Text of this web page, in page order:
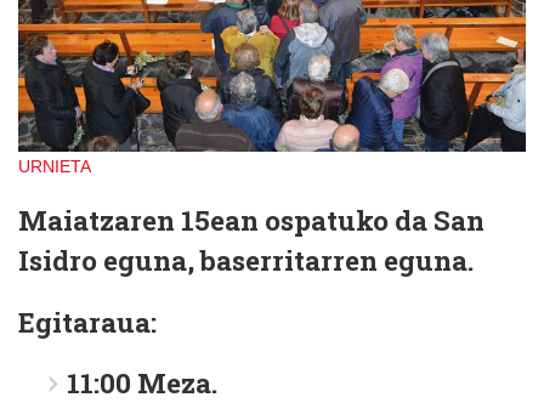
URNIETA
Maiatzaren 15ean ospatuko da San
Isidro eguna, baserritarren eguna.
Egitaraua:
11:00 Meza.